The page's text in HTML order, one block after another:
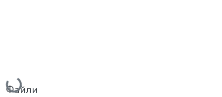
Вантажиться...
Файли